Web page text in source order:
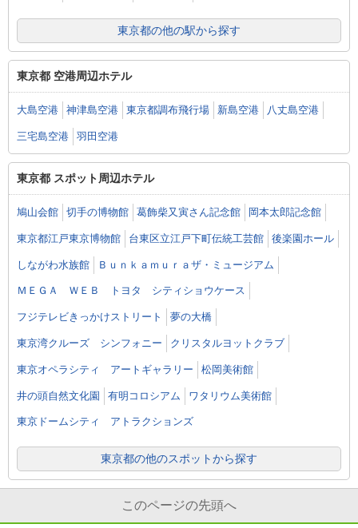
東京都の他の駅から探す
東京都 空港周辺ホテル
大島空港 神津島空港 東京都調布飛行場 新島空港 八丈島空港
三宅島空港 羽田空港
東京都 スポット周辺ホテル
鳩山会館 切手の博物館 葛飾柴又寅さん記念館 岡本太郎記念館
東京都江戸東京博物館 台東区立江戸下町伝統工芸館 後楽園ホール
しながわ水族館 Ｂｕｎｋａｍｕｒａザ・ミュージアム
ＭＥＧＡ ＷＥＢ トヨタ シティショウケース
フジテレビきっかけストリート 夢の大橋
東京湾クルーズ シンフォニー クリスタルヨットクラブ
東京オペラシティ アートギャラリー 松岡美術館
井の頭自然文化園 有明コロシアム ワタリウム美術館
東京ドームシティ アトラクションズ
東京都の他のスポットから探す
このページの先頭へ